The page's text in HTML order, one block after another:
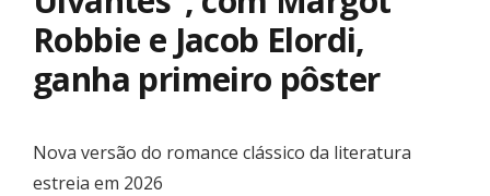
Robbie e Jacob Elordi,
ganha primeiro pôster
Nova versão do romance clássico da literatura
estreia em 2026